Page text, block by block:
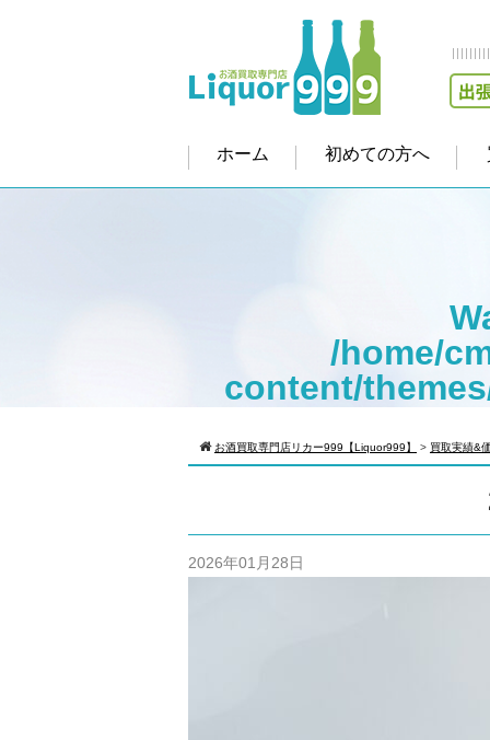
ホーム 初めての方へ
/home/
content/
Warning:
/home/
content/
お酒買取専門店リカー999【Liquor999】 > 買取実績&
2026年01月28日